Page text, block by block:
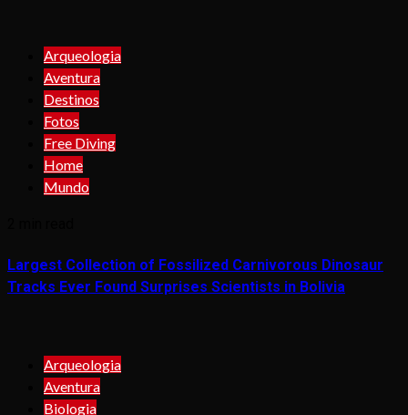
Arqueologia
Aventura
Destinos
Fotos
Free Diving
Home
Mundo
Largest Collection of Fossilized Carnivorous Dinosaur
Tracks Ever Found Surprises Scientists in Bolivia
Arqueologia
Aventura
Biologia